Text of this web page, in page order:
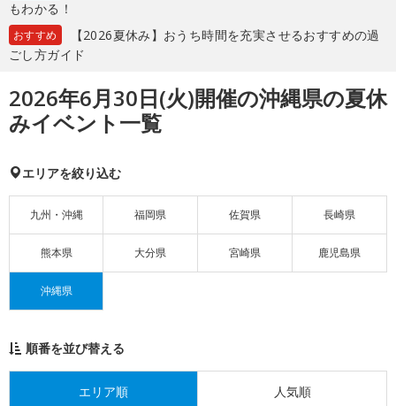
もわかる！
おすすめ
【2026夏休み】おうち時間を充実させるおすすめの過
ごし方ガイド
2026年6月30日(火)開催の沖縄県の夏休
みイベント一覧
エリアを絞り込む
九州・沖縄 福岡県 佐賀県 長崎県
熊本県 大分県 宮崎県 鹿児島県
沖縄県
順番を並び替える
エリア順 人気順